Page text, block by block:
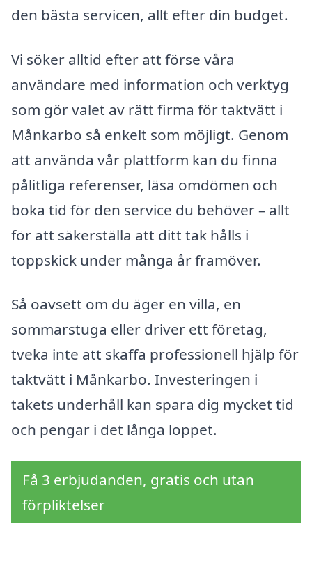
den bästa servicen, allt efter din budget.
Vi söker alltid efter att förse våra
användare med information och verktyg
som gör valet av rätt firma för taktvätt i
Månkarbo så enkelt som möjligt. Genom
att använda vår plattform kan du finna
pålitliga referenser, läsa omdömen och
boka tid för den service du behöver – allt
för att säkerställa att ditt tak hålls i
toppskick under många år framöver.
Så oavsett om du äger en villa, en
sommarstuga eller driver ett företag,
tveka inte att skaffa professionell hjälp för
taktvätt i Månkarbo. Investeringen i
takets underhåll kan spara dig mycket tid
och pengar i det långa loppet.
Få 3 erbjudanden, gratis och utan
förpliktelser